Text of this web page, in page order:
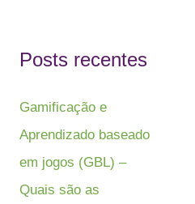
Posts recentes
Gamificação e
Aprendizado baseado
em jogos (GBL) –
Quais são as